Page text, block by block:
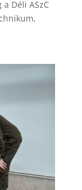
Déli ASzC